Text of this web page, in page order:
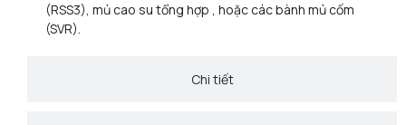
(RSS3), mủ cao su tổng hợp , hoặc các bành mủ cốm
(SVR).
Chi tiết